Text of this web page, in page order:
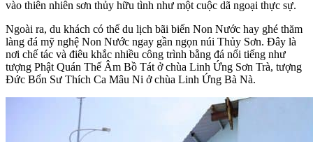
vào thiên nhiên sơn thủy hữu tình như một cuộc dã ngoại thực sự.
Ngoài ra, du khách có thể du lịch bãi biển Non Nước hay ghé thăm
làng đá mỹ nghệ Non Nước ngay gần ngọn núi Thủy Sơn. Đây là
nơi chế tác và điêu khắc nhiều công trình bằng đá nổi tiếng như
tượng Phật Quán Thế Âm Bồ Tát ở chùa Linh Ứng Sơn Trà, tượng
Đức Bổn Sư Thích Ca Mâu Ni ở chùa Linh Ứng Bà Nà.